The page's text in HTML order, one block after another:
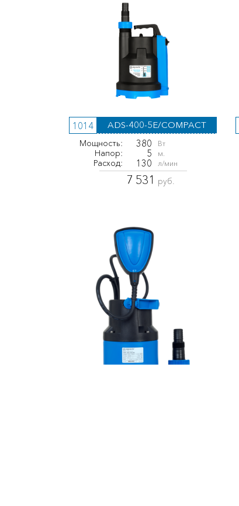
1014 ADS-400-5E/COMPACT
Мощность: 380 Вт
Напор: 5 м.
Расход: 130 л/мин
7 531 руб.